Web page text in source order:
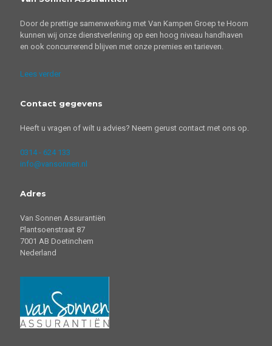
Door de prettige samenwerking met Van Kampen Groep te Hoorn
kunnen wij onze dienstverlening op een hoog niveau handhaven
en ook concurrerend blijven met onze premies en tarieven.
Lees verder
Contact gegevens
Heeft u vragen of wilt u advies? Neem gerust contact met ons op.
0314 - 624 133
info@vansonnen.nl
Adres
Van Sonnen Assurantiën
Plantsoenstraat 87
7001 AB Doetinchem
Nederland